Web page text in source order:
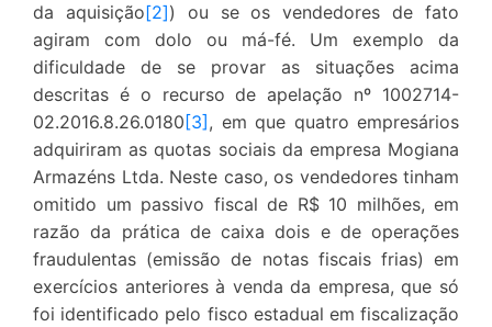
da aquisição[2]) ou se os vendedores de fato
agiram com dolo ou má-fé. Um exemplo da
dificuldade de se provar as situações acima
descritas é o recurso de apelação nº 1002714-
02.2016.8.26.0180 [3] , em que quatro empresários
adquiriram as quotas sociais da empresa Mogiana
Armazéns Ltda. Neste caso, os vendedores tinham
omitido um passivo fiscal de R$ 10 milhões, em
razão da prática de caixa dois e de operações
fraudulentas (emissão de notas fiscais frias) em
exercícios anteriores à venda da empresa, que só
foi identificado pelo fisco estadual em fiscalização